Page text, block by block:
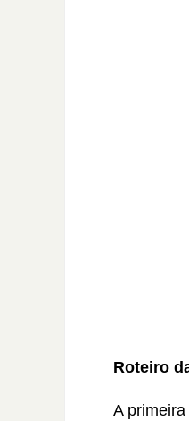
Roteiro
A